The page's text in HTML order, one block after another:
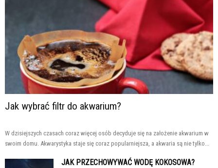
Jak wybrać filtr do akwarium?
W dzisiejszych czasach coraz więcej osób decyduje się na założenie akwarium w
swoim domu. Akwarystyka staje się coraz popularniejsza, a akwaria są nie tylko...
JAK PRZECHOWYWAĆ WODĘ KOKOSOWA?